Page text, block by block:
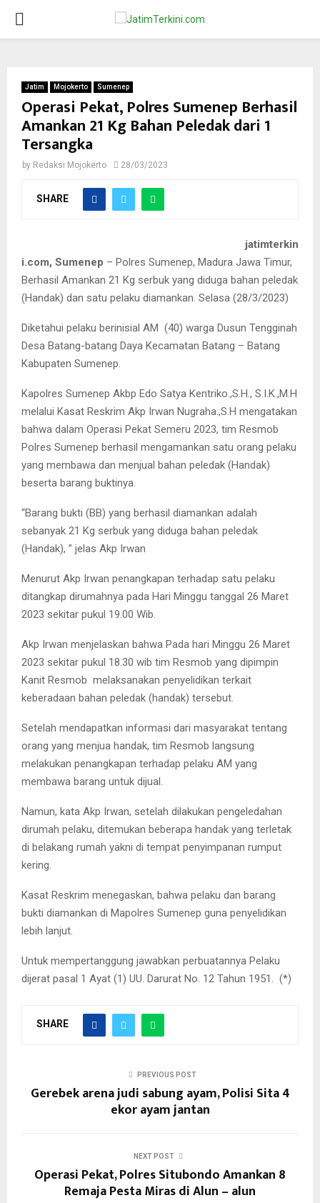
PRIMARY
Jatim Mojokerto Sumenep
Operasi Pekat, Polres Sumenep Berhasil
Amankan 21 Kg Bahan Peledak dari 1
Tersangka
by Redaksi Mojokerto 28/03/2023
SHARE
jatimterkin
i.com, Sumenep – Polres Sumenep, Madura Jawa Timur,
Berhasil Amankan 21 Kg serbuk yang diduga bahan peledak
(Handak) dan satu pelaku diamankan. Selasa (28/3/2023)
Diketahui pelaku berinisial AM (40) warga Dusun Tengginah
Desa Batang-batang Daya Kecamatan Batang – Batang
Kabupaten Sumenep.
Kapolres Sumenep Akbp Edo Satya Kentriko.,S.H., S.I.K.,M.H
melalui Kasat Reskrim Akp Irwan Nugraha.,S.H mengatakan
bahwa dalam Operasi Pekat Semeru 2023, tim Resmob
Polres Sumenep berhasil mengamankan satu orang pelaku
yang membawa dan menjual bahan peledak (Handak)
beserta barang buktinya.
“Barang bukti (BB) yang berhasil diamankan adalah
sebanyak 21 Kg serbuk yang diduga bahan peledak
(Handak), ” jelas Akp Irwan
Menurut Akp Irwan penangkapan terhadap satu pelaku
ditangkap dirumahnya pada Hari Minggu tanggal 26 Maret
2023 sekitar pukul 19.00 Wib.
Akp Irwan menjelaskan bahwa Pada hari Minggu 26 Maret
2023 sekitar pukul 18.30 wib tim Resmob yang dipimpin
Kanit Resmob melaksanakan penyelidikan terkait
keberadaan bahan peledak (handak) tersebut.
Setelah mendapatkan informasi dari masyarakat tentang
orang yang menjua handak, tim Resmob langsung
melakukan penangkapan terhadap pelaku AM yang
membawa barang untuk dijual.
Namun, kata Akp Irwan, setelah dilakukan pengeledahan
dirumah pelaku, ditemukan beberapa handak yang terletak
di belakang rumah yakni di tempat penyimpanan rumput
kering.
Kasat Reskrim menegaskan, bahwa pelaku dan barang
bukti diamankan di Mapolres Sumenep guna penyelidikan
lebih lanjut.
Untuk mempertanggung jawabkan perbuatannya Pelaku
dijerat pasal 1 Ayat (1) UU. Darurat No. 12 Tahun 1951. (*)
SHARE
PREVIOUS POST
Gerebek arena judi sabung ayam, Polisi Sita 4
ekor ayam jantan
NEXT POST
Operasi Pekat, Polres Situbondo Amankan 8
Remaja Pesta Miras di Alun – alun